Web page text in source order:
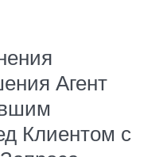
Агент
Клиентом с